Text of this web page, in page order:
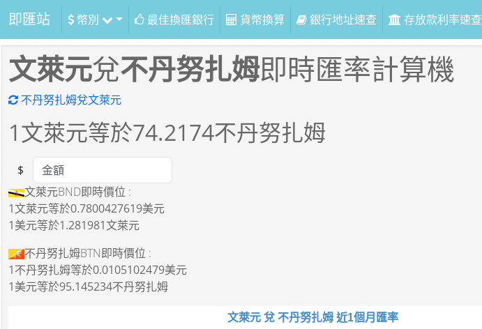
即匯站 幣別 最佳換匯銀行 貨幣換算 銀行地址速查 存放款利率速查
文萊元兌不丹努扎姆即時匯率計算機
不丹努扎姆兌文萊元
1文萊元等於74.2174不丹努扎姆
Amount
$
文萊元BND即時價位 :
1文萊元等於0.7800427619美元
1美元等於1.281981文萊元
不丹努扎姆BTN即時價位 :
1不丹努扎姆等於0.0105102479美元
1美元等於95.145234不丹努扎姆
文萊元 兌 不丹努扎姆 近1個月匯率